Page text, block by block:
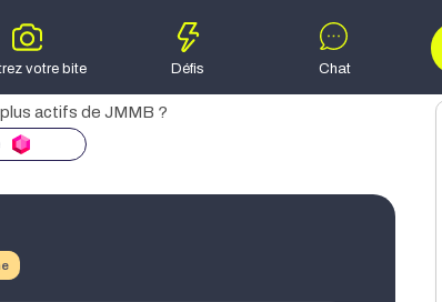
votre bite Défis Chat